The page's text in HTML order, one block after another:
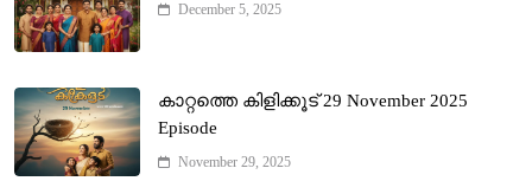
December 5, 2025
കാറ്റത്തെ കിളിക്കൂട് 29 November 2025
Episode
November 29, 2025